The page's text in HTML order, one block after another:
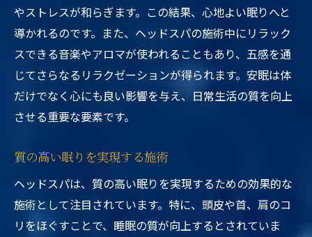
やストレスが和らぎます。この結果、心地よい眠りへと
導かれるのです。また、ヘッドスパの施術中にリラック
スできる音楽やアロマが使われることもあり、五感を通
じてさらなるリラクゼーションが得られます。安眠は体
だけでなく心にも良い影響を与え、日常生活の質を向上
させる重要な要素です。
質の高い眠りを実現する施術
ヘッドスパは、質の高い眠りを実現するための効果的な
施術として注目されています。特に、頭皮や首、肩のコ
リをほぐすことで、睡眠の質が向上するとされていま